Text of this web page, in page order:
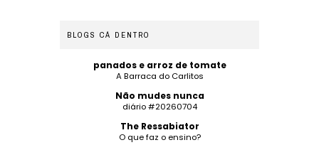
BLOGS CÁ DENTRO
panados e arroz de tomate
A Barraca do Carlitos
Não mudes nunca
diário #20260704
The Ressabiator
O que faz o ensino?